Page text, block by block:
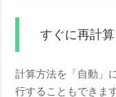
すぐに再計
計算方法を「自動」
行することもできます